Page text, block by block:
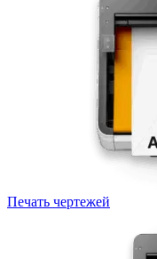
Печать чертежей